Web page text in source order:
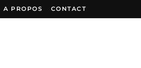
A PROPOS CONTACT